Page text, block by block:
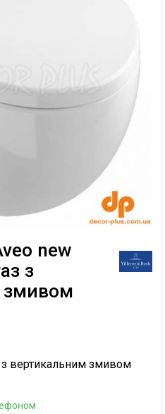
new
з
змивом
з вертикальним змивом